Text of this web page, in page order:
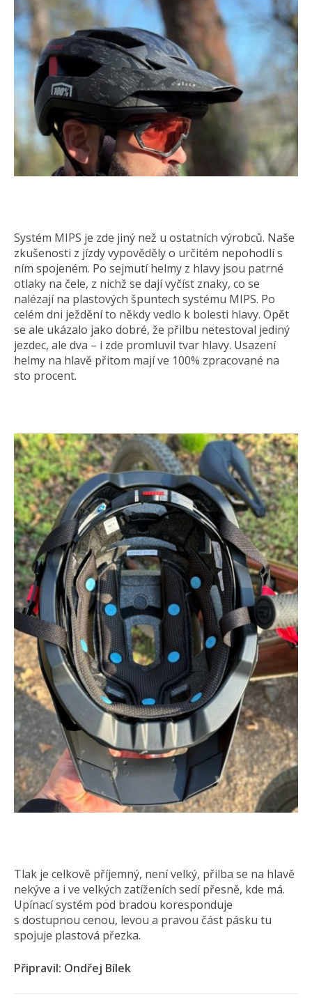
Systém MIPS je zde jiný než u ostatních výrobců. Naše
zkušenosti z jízdy vypověděly o určitém nepohodlí s
ním spojeném. Po sejmutí helmy z hlavy jsou patrné
otlaky na čele, z nichž se dají vyčíst znaky, co se
nalézají na plastových špuntech systému MIPS. Po
celém dni ježdění to někdy vedlo k bolesti hlavy. Opět
se ale ukázalo jako dobré, že přilbu netestoval jediný
jezdec, ale dva – i zde promluvil tvar hlavy. Usazení
helmy na hlavě přitom mají ve 100% zpracované na
sto procent.
Tlak je celkově příjemný, není velký, přilba se na hlavě
nekýve a i ve velkých zatíženích sedí přesně, kde má.
Upínací systém pod bradou koresponduje
s dostupnou cenou, levou a pravou část pásku tu
spojuje plastová přezka.
Připravil: Ondřej Bílek